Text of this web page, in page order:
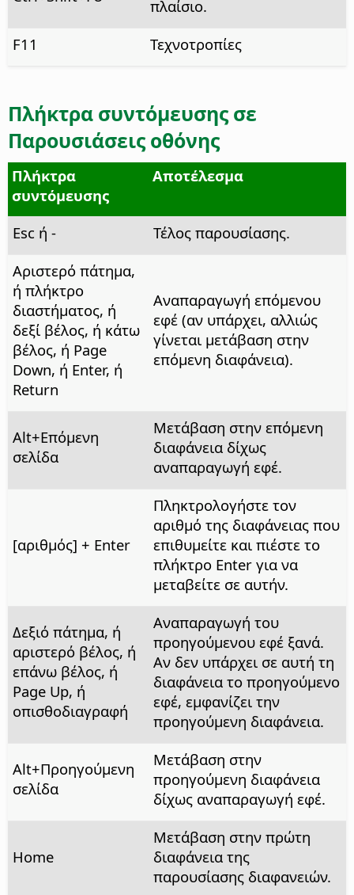
πλαίσιο.
F11
Τεχνοτροπίες
Πλήκτρα συντόμευσης σε
Παρουσιάσεις οθόνης
Πλήκτρα
συντόμευσης
Αποτέλεσμα
Esc ή -
Τέλος παρουσίασης.
Αριστερό πάτημα,
ή πλήκτρο
διαστήματος, ή
δεξί βέλος, ή κάτω
βέλος, ή Page
Down, ή Enter, ή
Return
Αναπαραγωγή επόμενου
εφέ (αν υπάρχει, αλλιώς
γίνεται μετάβαση στην
επόμενη διαφάνεια).
Alt+Επόμενη
σελίδα
Μετάβαση στην επόμενη
διαφάνεια δίχως
αναπαραγωγή εφέ.
[αριθμός] + Enter
Πληκτρολογήστε τον
αριθμό της διαφάνειας που
επιθυμείτε και πιέστε το
πλήκτρο Enter για να
μεταβείτε σε αυτήν.
Δεξιό πάτημα, ή
αριστερό βέλος, ή
επάνω βέλος, ή
Page Up, ή
οπισθοδιαγραφή
Αναπαραγωγή του
προηγούμενου εφέ ξανά.
Αν δεν υπάρχει σε αυτή τη
διαφάνεια το προηγούμενο
εφέ, εμφανίζει την
προηγούμενη διαφάνεια.
Alt+Προηγούμενη
σελίδα
Μετάβαση στην
προηγούμενη διαφάνεια
δίχως αναπαραγωγή εφέ.
Home
Μετάβαση στην πρώτη
διαφάνεια της
παρουσίασης διαφανειών.